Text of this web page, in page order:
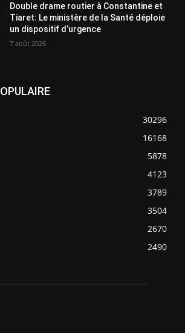
Double drame routier à Constantine et
Tiaret: Le ministère de la Santé déploie
un dispositif d’urgence
7 août 2026
30296
16168
5878
4123
3789
3504
2670
2490